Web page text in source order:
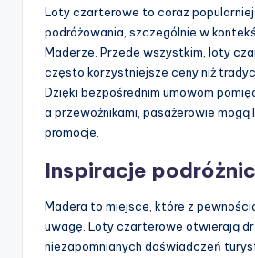
Loty czarterowe to coraz
podróżowania, szczególnie w
Maderze. Przede wszystkim, loty
często korzystniejsze ceny niż
Dzięki bezpośrednim umowom
a przewoźnikami, pasażerowie
promocje.
Inspiracje
Madera to miejsce, które z
uwagę. Loty czarterowe otwierają
niezapomnianych doświadczeń